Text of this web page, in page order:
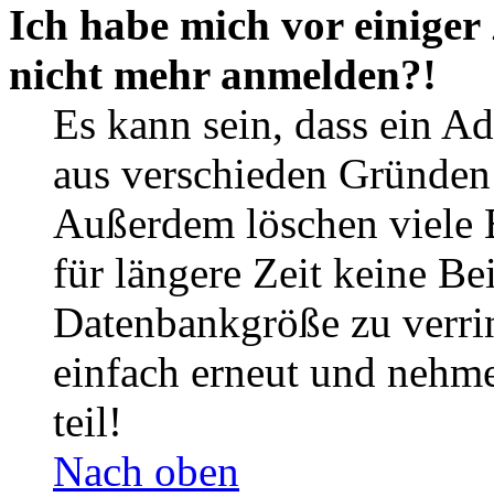
Ich habe mich vor
nicht mehr anmelden?!
Es kann sein, dass ein
aus verschieden
Außerdem löschen viele
für längere Zeit keine
Datenbankgröße zu
einfach erneut und
teil!
Nach oben